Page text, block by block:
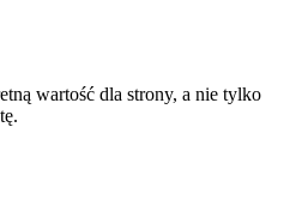
wartość dla strony, a nie tylko